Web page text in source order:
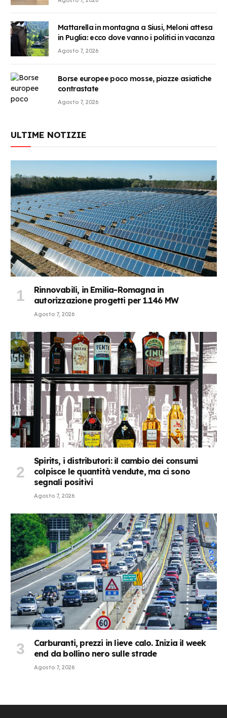
Mattarella in montagna a Siusi, Meloni attesa
in Puglia: ecco dove vanno i politici in vacanza
Agosto 7, 2026
Borse europee poco mosse, piazze asiatiche
contrastate
Agosto 7, 2026
ULTIME NOTIZIE
Rinnovabili, in Emilia-Romagna in
autorizzazione progetti per 1.146 MW
Agosto 7, 2026
Spirits, i distributori: il cambio dei consumi
colpisce le quantità vendute, ma ci sono
segnali positivi
Agosto 7, 2026
Carburanti, prezzi in lieve calo. Inizia il week
end da bollino nero sulle strade
Agosto 7, 2026